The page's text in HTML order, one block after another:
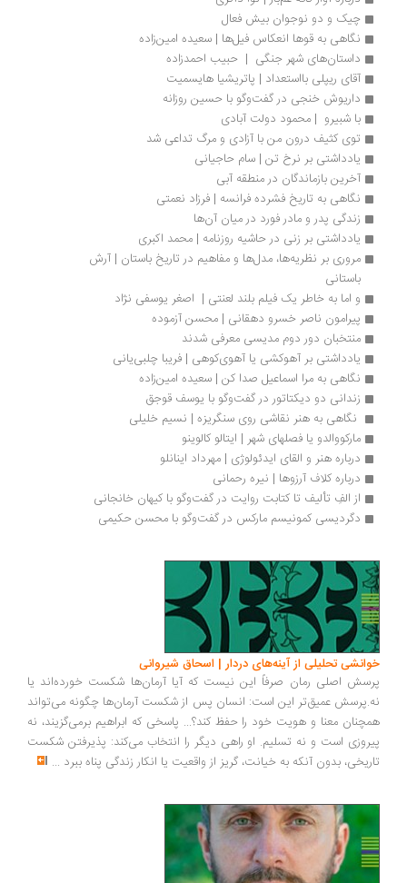
چیک و دو نوجوان بیش فعال
نگاهی به قوها انعکاس فیل‌ها | سعیده امین‌زاده
داستان‌های شهر جنگی  |  حبیب احمدزاده
آقای ریپلی بااستعداد | پاتریشیا هایسمیت
داریوش خنجی در گفت‌وگو با حسین روزانه
با شبیرو  | محمود دولت آبادی
توی کثیف درون من با آزادی و مرگ تداعی شد
یادداشتی بر نرخ تن | سام حاجیانی
آخرین بازماندگان در منطقه آبی
نگاهی به تاریخ فشرده فرانسه | فرزاد نعمتی
زندگی پدر و مادر فورد در میان آن‌ها
یادداشتی بر زنی در حاشیه روزنامه | محمد اکبری
مروری بر نظریه‌ها، مدل‌ها و مفاهیم در تاریخ باستان | آرش
و اما به خاطر یک فیلم بلند لعنتی |  اصغر یوسفی نژاد
پیرامون ناصر خسرو دهقانی | محسن آزموده
منتخبان دور دوم مدیسی معرفی شدند
یادداشتی بر آهوکشی‌ یا آهوی‌کوهی | فریبا چلبی‌یانی
نگاهی به مرا اسماعیل صدا کن | سعیده امین‌زاده
زندانی دو دیکتاتور در گفت‌وگو با یوسف قوجق
نگاهی به هنر نقاشی روی سنگریزه | نسیم خلیلی
مارکووالدو یا فصلهای شهر | ایتالو کالوینو
درباره هنر و القای ایدئولوژی | مهرداد اینانلو
درباره کلاف آرزوها | نیره رحمانی
از الفِ تألیف تا کتابت روایت در گفت‌وگو با کیهان خانجانی
دگردیسی کمونیسم مارکس در گفت‌وگو با محسن حکیمی
تحلیلی از آینه‌های دردار | اسحاق شیروانی
اصلی رمان صرفاً این نیست که آیا آرمان‌ها شکست خورده‌اند یا
عمیق‌تر این است: انسان پس از شکست آرمان‌ها چگونه می‌تواند
معنا و هویت خود را حفظ کند؟... پاسخی که ابراهیم برمی‌گزیند، نه
است و نه تسلیم. او راهی دیگر را انتخاب می‌کند: پذیرفتن شکست
بدون آنکه به خیانت، گریز از واقعیت یا انکار زندگی پناه ببرد...